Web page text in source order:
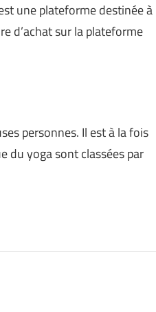
une plateforme destinée à
d’achat sur la plateforme
personnes. Il est à la fois
du yoga sont classées par